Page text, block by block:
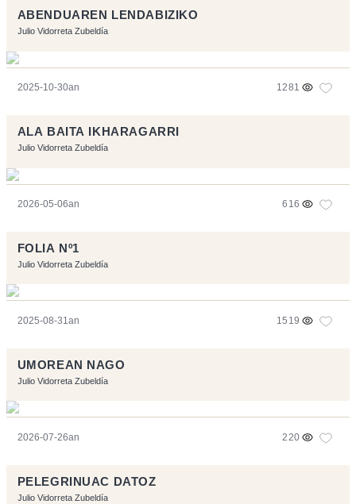
ABENDUAREN LENDABIZIKO
Julio Vidorreta Zubeldía
2025-10-30an 1281
ALA BAITA IKHARAGARRI
Julio Vidorreta Zubeldía
2026-05-06an 616
FOLIA Nº1
Julio Vidorreta Zubeldía
2025-08-31an 1519
UMOREAN NAGO
Julio Vidorreta Zubeldía
2026-07-26an 220
PELEGRINUAC DATOZ
Julio Vidorreta Zubeldía